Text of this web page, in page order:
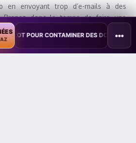
en envoyant trop d’e-mails à des
Prenez donc le temps de faire une
base de données pour envoyer
à des adresses valides.
DES DOCUMENTS • TAÏWAN
•••